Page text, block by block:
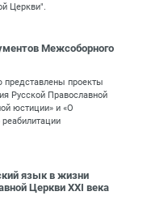
Церкви".
Межсоборного
проекты
Русской Православной
юстиции» и «О
язык в жизни
Церкви XXI века